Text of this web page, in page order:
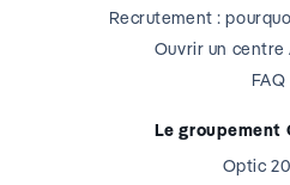
Recrutement :
Ouvrir un centre
FAQ
Le groupement
Optic